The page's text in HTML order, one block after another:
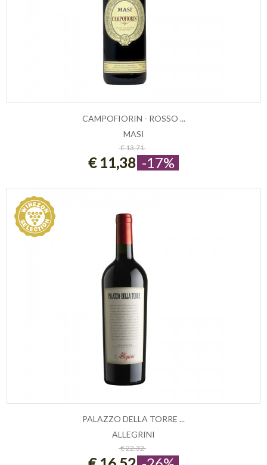
ESAURITO
CAMPOFIORIN - ROSSO ...
MASI
€ 13,71
€ 11,38 -17%
ESAURITO
PALAZZO DELLA TORRE ...
ALLEGRINI
€ 22,32